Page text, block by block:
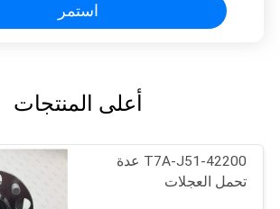
استمر
أعلى المنتجات
42200-T7A-J51 عدة
تحمل العجلات